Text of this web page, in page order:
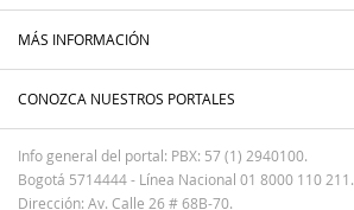
MÁS INFORMACIÓN
CONOZCA NUESTROS PORTALES
Info general del portal: PBX: 57 (1) 2940100.
Bogotá 5714444 - Línea Nacional 01 8000 110 211.
Dirección: Av. Calle 26 # 68B-70.